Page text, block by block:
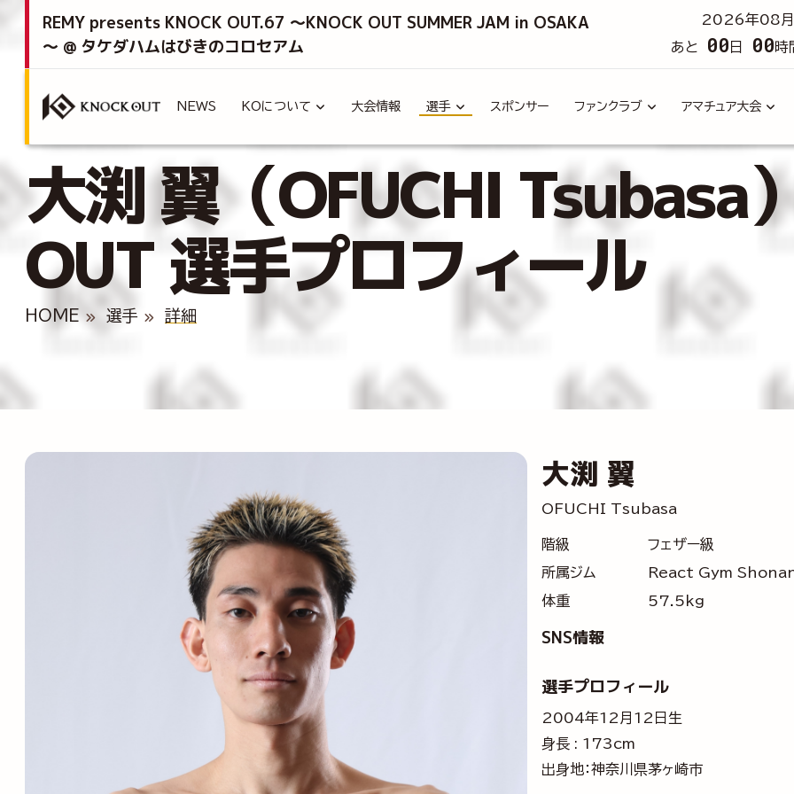
REMY presents KNOCK OUT.67 ～KNOCK OUT SUMMER JAM in OSAKA
～ @ タケダハムはびきのコロセアム
2026年08月
あと
00 日 00時
NEWS KOについて 大会情報 選手 スポンサー ファンクラブ アマチュア大会
大渕 翼（OFUCHI Tsubasa
OUT 選手プロフィール
HOME 選手 詳細
大渕 翼
OFUCHI Tsubasa
階級
フェザー級
所属ジム
React Gym
体重
57.5kg
SNS情報
選手プロフィール
2004年12月12日生
身長 : 173cm
出身地：神奈川県茅ヶ崎市